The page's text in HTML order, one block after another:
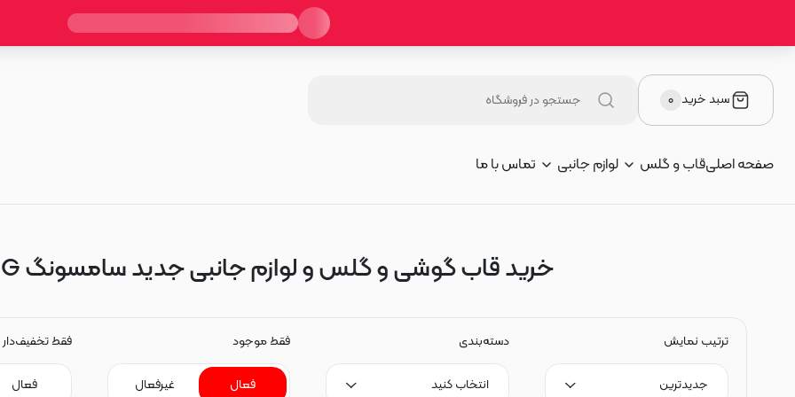
سبد خرید ۰
صفحه اصلیقاب و گلس لوازم جانبی تماس با ما
خرید قاب گوشی و گلس و لوازم جانبی جدید سامسونگ Galaxy M34 5G
ترتیب نمایش
جدیدترین
دسته‌بندی
انتخاب کنید
فقط موجود
فعال غیرفعال
فقط تخفیف‌دار
فعال